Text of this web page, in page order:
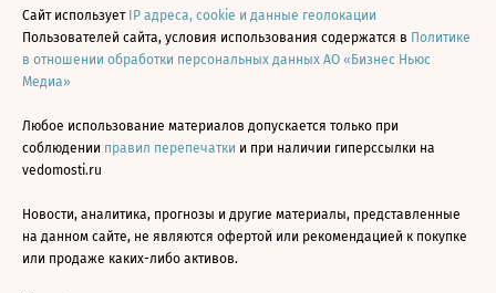
Сайт использует IP адреса, cookie и данные геолокации
Пользователей сайта, условия использования содержатся в Политике
в отношении обработки персональных данных АО «Бизнес Ньюс
Медиа»
Любое использование материалов допускается только при
соблюдении правил перепечатки и при наличии гиперссылки на
vedomosti.ru
Новости, аналитика, прогнозы и другие материалы, представленные
на данном сайте, не являются офертой или рекомендацией к покупке
или продаже каких-либо активов.